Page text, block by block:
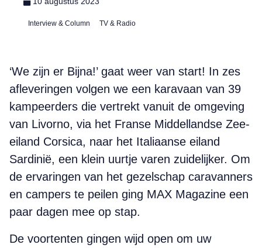
Interview & Column TV & Radio
‘We zijn er Bijna!’ gaat weer van start! In zes
afleveringen volgen we een karavaan van 39
kampeerders die vertrekt vanuit de omgeving
van Livorno, via het Franse Middellandse Zee-
eiland Corsica, naar het Italiaanse eiland
Sardinië, een klein uurtje varen zuidelijker. Om
de ervaringen van het gezelschap caravanners
en campers te peilen ging MAX Magazine een
paar dagen mee op stap.
De voortenten gingen wijd open om uw